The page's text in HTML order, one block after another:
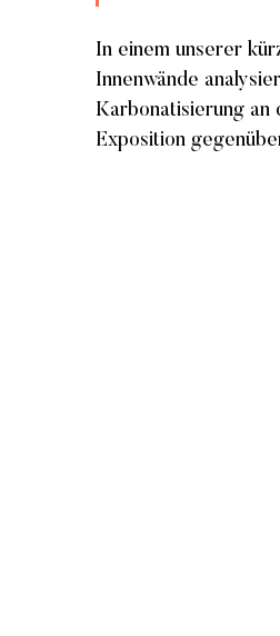
In einem unserer
Innenwände
Karbonatisierung an
Exposition